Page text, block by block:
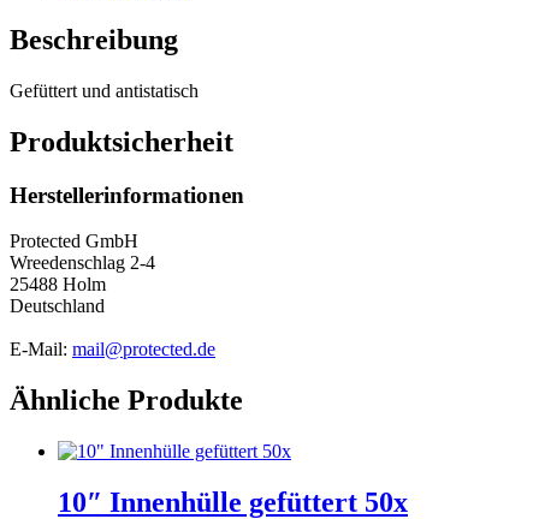
Beschreibung
Gefüttert und antistatisch
Produktsicherheit
Herstellerinformationen
Protected GmbH
Wreedenschlag 2-4
25488 Holm
Deutschland
E-Mail: mail@protected.de
Ähnliche Produkte
10″ Innenhülle gefüttert 50x